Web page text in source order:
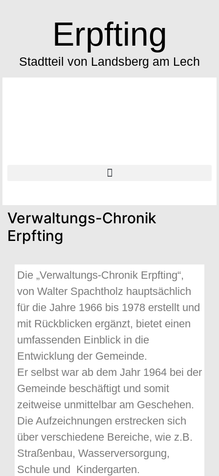
Erpfting
Stadtteil von Landsberg am Lech
Verwaltungs-Chronik
Erpfting
Die „Verwaltungs-Chronik Erpfting“,
von Walter Spachtholz hauptsächlich
für die Jahre 1966 bis 1978 erstellt und
mit Rückblicken ergänzt, bietet einen
umfassenden Einblick in die
Entwicklung der Gemeinde.
Er selbst war ab dem Jahr 1964 bei der
Gemeinde beschäftigt und somit
zeitweise unmittelbar am Geschehen.
Die Aufzeichnungen erstrecken sich
über verschiedene Bereiche, wie z.B.
Straßenbau, Wasserversorgung,
Schule und Kindergarten.